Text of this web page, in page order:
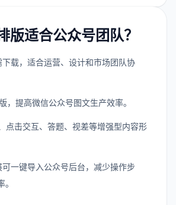
版适合公众号团队？
下载，适合运营、设计和市场团队协
，提高微信公众号图文生产效率。
点击交互、答题、视差等增强型内容形
可一键导入公众号后台，减少操作步